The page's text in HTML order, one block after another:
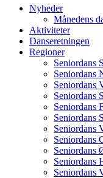
Nyheder
Månedens
Aktiviteter
Danseretningen
Regioner
Seniordans
Seniordans
Seniordans
Seniordans
Seniordans
Seniordans
Seniordans
Seniordans
Seniordans
Seniordans
Seniordans